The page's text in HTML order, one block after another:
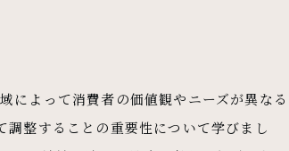
によって消費者の価値観やニーズが異なる
調整することの重要性について学びまし